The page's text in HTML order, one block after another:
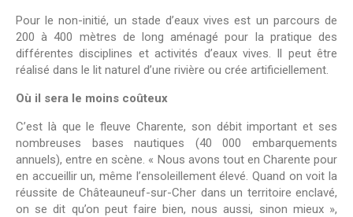
Pour le non-initié, un stade d’eaux vives est un parcours de
200 à 400 mètres de long aménagé pour la pratique des
différentes disciplines et activités d’eaux vives. Il peut être
réalisé dans le lit naturel d’une rivière ou crée artificiellement.
Où il sera le moins coûteux
C’est là que le fleuve Charente, son débit important et ses
nombreuses bases nautiques (40 000 embarquements
annuels), entre en scène. « Nous avons tout en Charente pour
en accueillir un, même l’ensoleillement élevé. Quand on voit la
réussite de Châteauneuf-sur-Cher dans un territoire enclavé,
on se dit qu’on peut faire bien, nous aussi, sinon mieux »,